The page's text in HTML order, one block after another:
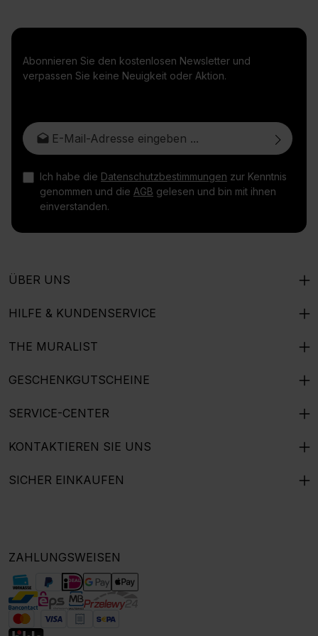
Abonnieren Sie den kostenlosen Newsletter und
verpassen Sie keine Neuigkeit oder Aktion.
E-Mail-Adresse*
Ich habe die Datenschutzbestimmungen zur Kenntnis
genommen und die AGB gelesen und bin mit ihnen
einverstanden.
ÜBER UNS
HILFE & KUNDENSERVICE
THE MURALIST
GESCHENKGUTSCHEINE
SERVICE-CENTER
KONTAKTIEREN SIE UNS
SICHER EINKAUFEN
ZAHLUNGSWEISEN